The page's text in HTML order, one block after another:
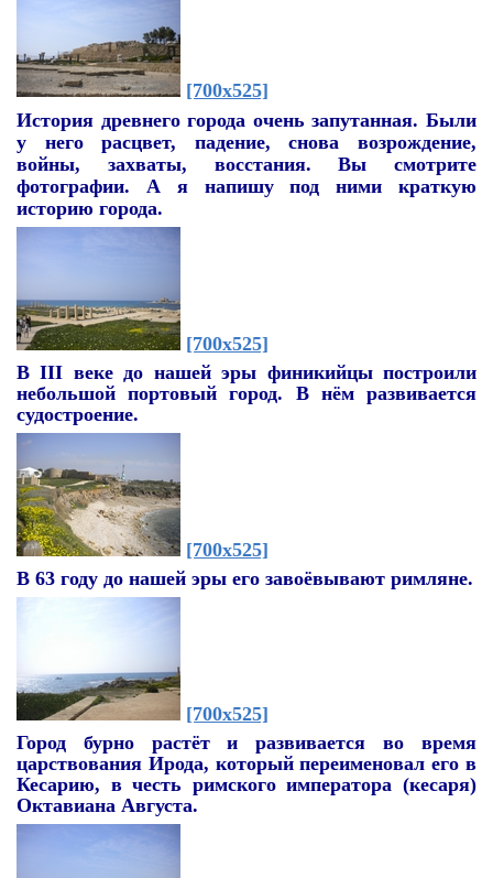
[700x525]
История древнего города очень запутанная. Были
у него расцвет, падение, снова возрождение,
войны, захваты, восстания. Вы смотрите
фотографии. А я напишу под ними краткую
историю города.
[700x525]
ВIII веке до нашей эры финикийцы построили
небольшой портовый город. В нём развивается
судостроение.
[700x525]
В 63 году до нашей эры его завоёвывают римляне.
[700x525]
Город бурно растёт и развивается во время
царствования Ирода, который переименовал его в
Кесарию, в честь римского императора (кесаря)
Октавиана Августа.